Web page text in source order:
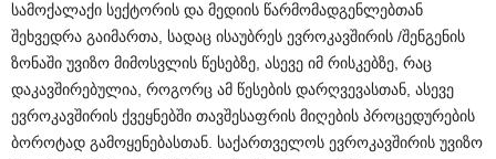
სამოქალაქი სექტორის და მედიის წარმომადგენლებთან
შეხვედრა გაიმართა, სადაც ისაუბრეს ევროკავშირის /შენგენის
ზონაში უვიზო მიმოსვლის წესებზე, ასევე იმ რისკებზე, რაც
დაკავშირებულია, როგორც ამ წესების დარღვევასთან, ასევე
ევროკავშირის ქვეყნებში თავშესაფრის მიღების პროცედურების
ბოროტად გამოყენებასთან. საქართველოს ევროკავშირის უვიზო